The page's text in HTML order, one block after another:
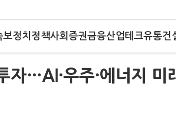
보정치 정책사회 증권금융산업테크유통건
자…AI·우주·에너지 미